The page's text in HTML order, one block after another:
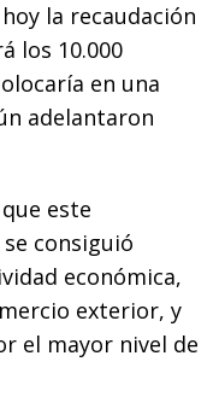
la recaudación
los 10.000
en una
adelantaron
este
consiguió
económica,
exterior, y
el mayor nivel de